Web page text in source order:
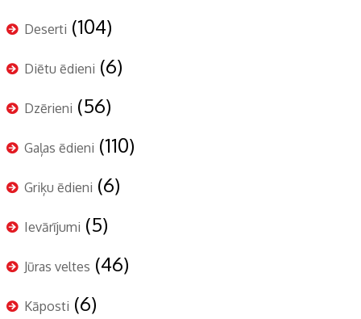
Deserti (104)
Diētu ēdieni (6)
Dzērieni (56)
Gaļas ēdieni (110)
Griķu ēdieni (6)
Ievārījumi (5)
Jūras veltes (46)
Kāposti (6)